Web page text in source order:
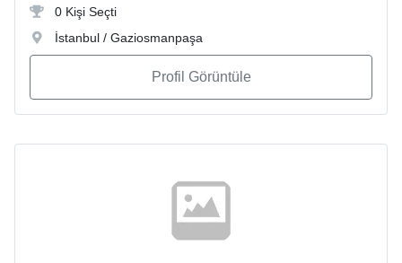
0 Kişi Seçti
İstanbul / Gaziosmanpaşa
Profil Görüntüle